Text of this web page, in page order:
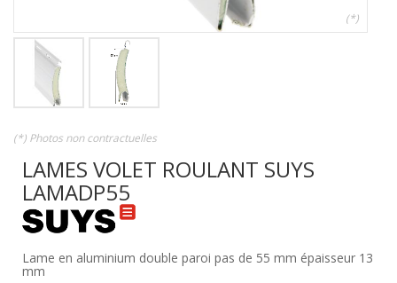
(*)
(*) Photos non contractuelles
LAMES VOLET ROULANT SUYS
LAMADP55
Lame en aluminium double paroi pas de 55 mm épaisseur 13
mm